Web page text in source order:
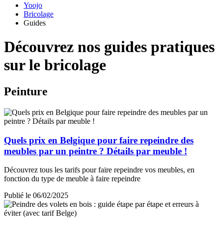
Yoojo
Bricolage
Guides
Découvrez nos guides pratiques
sur le bricolage
Peinture
Quels prix en Belgique pour faire repeindre des
meubles par un peintre ? Détails par meuble !
Découvrez tous les tarifs pour faire repeindre vos meubles, en
fonction du type de meuble à faire repeindre
Publié le 06/02/2025